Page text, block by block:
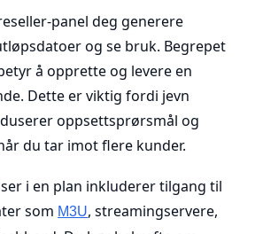
panel deg generere
og se bruk. Begrepet
å opprette og levere en
Dette er viktig fordi jevn
oppsettsprørsmål og
du tar imot flere kunder.
i en plan inkluderer tilgang til
som M3U, streamingservere,